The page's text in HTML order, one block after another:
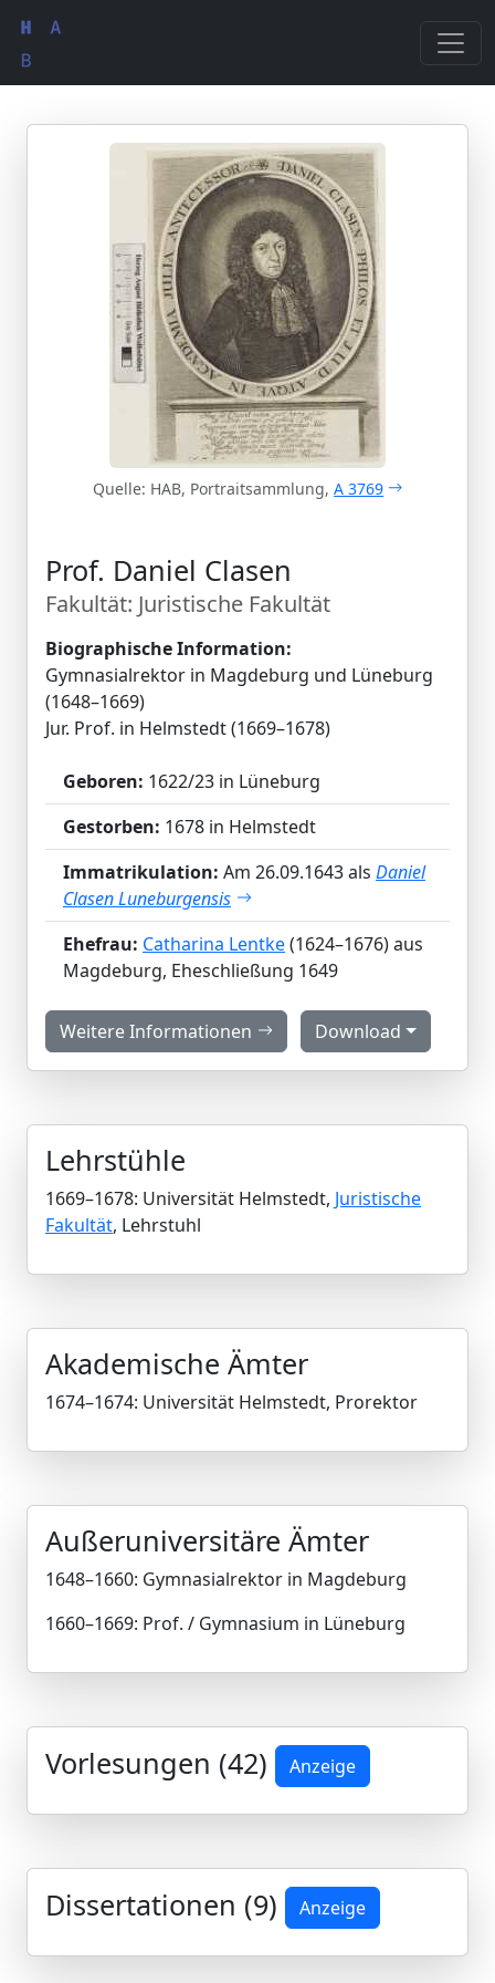
Quelle: HAB, Portraitsammlung,A 3769
Prof. Daniel Clasen
Fakultät: Juristische Fakultät
Biographische Information:
Gymnasialrektor in Magdeburg und Lüneburg
(1648–1669)
Jur. Prof. in Helmstedt (1669–1678)
Geboren: 1622/23 in Lüneburg
Gestorben: 1678 in Helmstedt
Immatrikulation: Am 26.09.1643 als Daniel
Clasen Luneburgensis
Ehefrau: Catharina Lentke(1624–1676) aus
Magdeburg, Eheschließung 1649
Weitere Informationen Download
Lehrstühle
1669–1678: Universität Helmstedt, Juristische
Fakultät, Lehrstuhl
Akademische Ämter
1674–1674: Universität Helmstedt, Prorektor
Außeruniversitäre Ämter
1648–1660: Gymnasialrektor in Magdeburg
1660–1669: Prof. / Gymnasium in Lüneburg
Vorlesungen (42) Anzeige
Dissertationen (9) Anzeige